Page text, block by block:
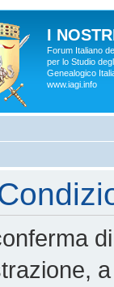
I
Forum Italiano
per lo Studio
Genealogico
www.iagi.info